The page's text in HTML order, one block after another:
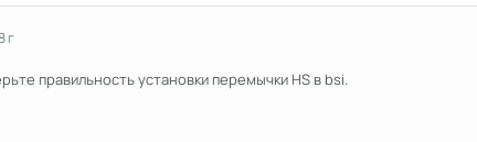
г
правильность установки перемычки HS в bsi.